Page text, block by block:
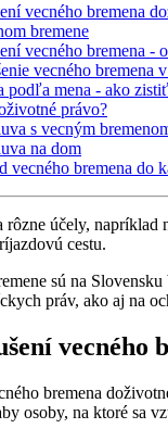
vecného bremena
bremene
vecného bremena -
vecného bremena
podľa mena - ako
právo?
s vecným
na dom
vecného bremena do
účely, napríklad
cestu.
sú na
práv, ako aj na
vecného
bremena
osoby, na ktoré sa